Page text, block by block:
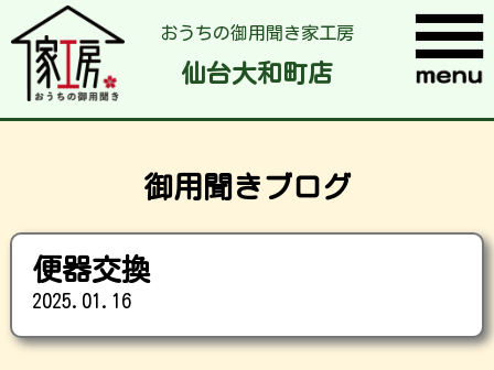
おうちの御用聞き家工房
仙台大和町店
御用聞きブログ
便器交換
2025.01.16